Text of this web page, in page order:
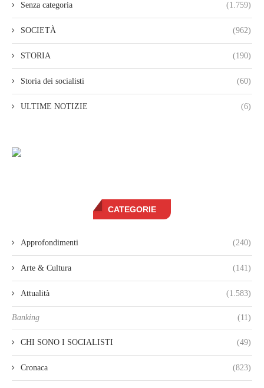
Senza categoria (1.759)
SOCIETÀ (962)
STORIA (190)
Storia dei socialisti (60)
ULTIME NOTIZIE (6)
CATEGORIE
Approfondimenti (240)
Arte & Cultura (141)
Attualità (1.583)
Banking (11)
CHI SONO I SOCIALISTI (49)
Cronaca (823)